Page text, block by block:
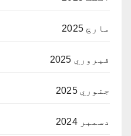
مارچ 2025
فبروري 2025
جنوري 2025
دسمبر 2024